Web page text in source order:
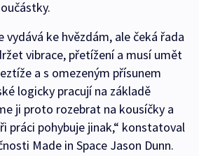
vydává ke hvězdám, ale čeká řada
vibrace, přetížení a musí umět
a s omezeným přísunem
logicky pracují na základě
ji proto rozebrat na kousíčky a
práci pohybuje jinak,“ konstatoval
Made in Space Jason Dunn.